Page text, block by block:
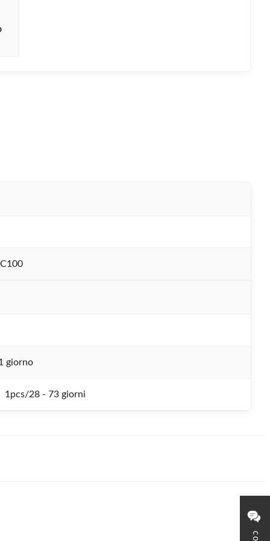
giorno
1pcs/28 - 73 giorni